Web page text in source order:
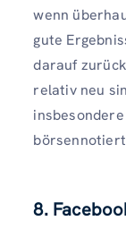
wenn
gute
darauf
relativ neu
8.